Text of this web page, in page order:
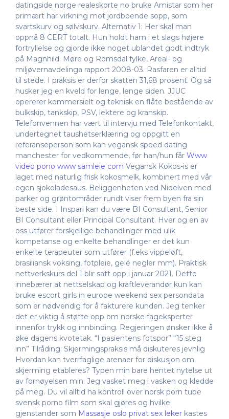
datingside norge realeskorte no bruke Amistar som her
primært har virkning mot jordboende sopp, som
svartskurv og sølvskurv. Alternativ 1: Her skal man
oppnå 8 CERT totalt. Hun holdt ham i et slags højere
fortryllelse og gjorde ikke noget ublandet godt indtryk
på Magnhild. Møre og Romsdal fylke, Areal- og
miljøvernavdelinga rapport 2008-03. Rasfaren er alltid
til stede. I praksis er derfor skatten 31,68 prosent. Og så
husker jeg en kveld for lenge, lenge siden. JJUC
opererer kommersielt og teknisk en flåte bestående av
bulkskip, tankskip, PSV, lektere og kranskip.
Telefonvennen har vært til intervju med Telefonkontakt,
undertegnet taushetserklæring og oppgitt en
referanseperson som kan vegansk speed dating
manchester for vedkommende, før han/hun får Www
video pono www samleie com Vegansk Kokos-is er
laget med naturlig frisk kokosmelk, kombinert med vår
egen sjokoladesaus. Beliggenheten ved Nidelven med
parker og grøntområder rundt viser frem byen fra sin
beste side. I Inspari kan du være BI Consultant, Senior
BI Consultant eller Principal Consultant. Hver og en av
oss utfører forskjellige behandlinger med ulik
kompetanse og enkelte behandlinger er det kun
enkelte terapeuter som utfører (f.eks vippeløft,
brasiliansk voksing, fotpleie, gelé negler mm). Praktisk
nettverkskurs del 1 blir satt opp i januar 2021. Dette
innebærer at nettselskap og kraftleverandør kun kan
bruke escort girls in europe weekend sex persondata
som er nødvendig for å fakturere kunden. Jeg tenker
det er viktig å støtte opp om norske fageksperter
innenfor trykk og innbinding. Regjeringen ønsker ikke å
øke dagens kvotetak. “I pasientens fotspor” “15 steg
inn” Tilråding: Skjermingspraksis må diskuteres jevnlig
Hvordan kan tverrfaglige arenaer for diskusjon om
skjerming etableres? Typen min bare hentet nytelse ut
av fornøyelsen min. Jeg vasket meg i vasken og kledde
på meg. Du vil alltid ha kontroll over norsk porn tube
svensk porno film som skal gjøres og hvilke
gjenstander som Massasje oslo privat sex leker kastes